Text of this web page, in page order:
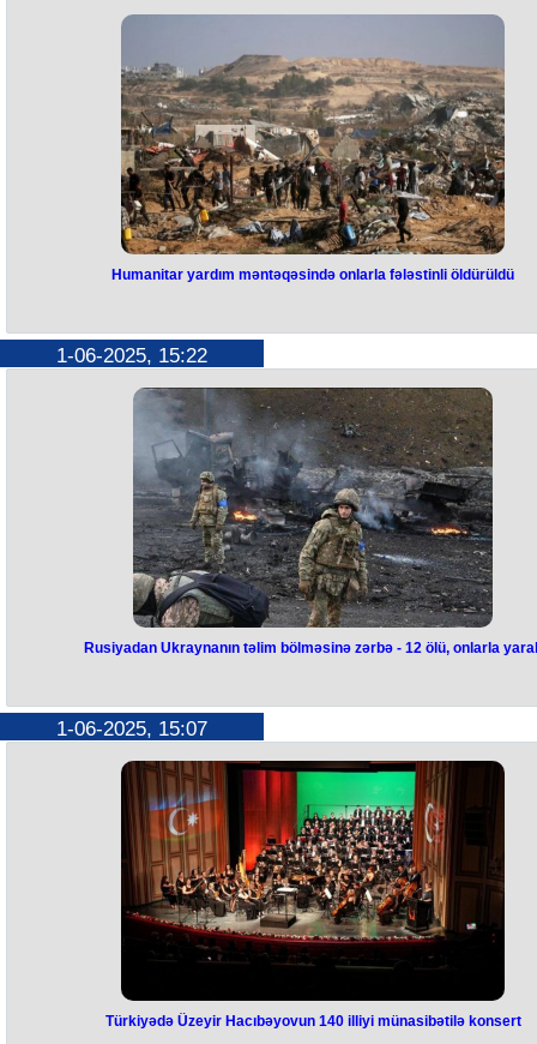
sərhədində keçirdiyi birgə əməliyyat zamanı “narıncı kateqoriya” ilə
Qeyd olunub ki, Türkiyənin Milli Kəşfiyyat Təşkilatının (MİT) işi
qrupun bu ölkəyə qarşı fəaliyyət planları pozulub, İŞİD-ə cəlb olunma
deşifrə edilib, təşkilata aid rəqəmsal materiallar, eləcə də fəaliyyət
ələ keçirilib.
onlarla fələstinli öldürüldü
məntəqəsini atəşə tutması nəticəsində 31 fələstinli həlak olub, daha
nəfər yaralanıb.
Bu barədə səhiyyə rəsmiləri və çoxsaylı şahidlərə istinadən
Press" agentliyi məlumat yayıb.
Məlumata görə, iyunun 1-də səhər saatlarında İsrailin hərbi qüvvələri
Rəfahın qərbindəki əl-Məvasi bölgəsində yemək üçün gedən
insana zirehli texnikadan birbaşa atəş açıb.
Öz növbəsində, Fələstinin WAFA agentliyi 30 insanın öldüyünü və
dən çox yaralının olduğunu bildirib.
Agentliyin məlumatına görə, İsrailin 2023-cü ilin oktyabr ayından
zolağında davam etdirdiyi əməliyyatlar nəticəsində azı 54 381 nəfər
124 381 nəfərdən çox insan yaralanıb.
Humanitar yardım məntəqəsində onlarla fələstinli öldürüldü
1-06-2025, 15:22
bölməsinə zərbə -12 ölü, onlarla
yaralı
Rusiya Ordusununın Ukrayna Quru Qoşunlarının təlim bölməsinə
endirdiyi zərbə nəticəsində 12 nəfər ölüb, 60 nəfər yaralanıb.
Bu barədə “RBC-Ukrayna” Quru Qoşunlarına istinadən məlumat
"Bu gün, iyunun 1-də düşmən Ukrayna Quru Qoşunlarının təlim
bölmələrindən birinin yerləşdiyi yerə raket zərbəsi endirib. Təəssüf ki,
ölən və yaralanan hərbçilər var", - məlumatda deyilir.
Hərbçilər qeyd ediblər ki, heç bir birləşmə və ya şəxsi heyətin kütləvi
toplantısı keçirilməyib.
"Hava hücumu həyəcanı elan edildikdən sonra şəxsi heyətin
sığınacaqlarda olub. Zərərçəkənlərə bütün lazımi zəruri tibbi yardım
göstərilir", - Quru Qoşunlarından əlavə olunub.
Şəxsi heyətin itkilərinin bütün hallarını və səbəblərini aydınlaşdırmaq
üçün Quru Qoşunları komandanlığında komissiya yaradılıb və daxili
araşdırmaya göstəriş verilib.
Rusiyadan Ukraynanın təlim bölməsinə zərbə - 12 ölü, onlarla
1-06-2025, 15:07
Türkiyədə Üzeyir Hacıbəyovun 140 illiyi münasibətilə konsert